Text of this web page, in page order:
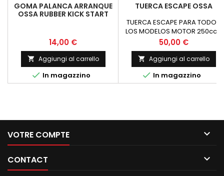
GOMA PALANCA ARRANQUE
OSSA RUBBER KICK START
Prezzo
14,00 €
 Aggiungi al carrello
 In magazzino
TUERCA ESCAPE OSSA
TUERCA ESCAPE PARA TODOS
LOS MODELOS MOTOR 250cc Y
350cc
Prezzo
50,00 €
 Aggiungi al carrello
 In magazzino
VOTRE COMPTE 
CONTACT 